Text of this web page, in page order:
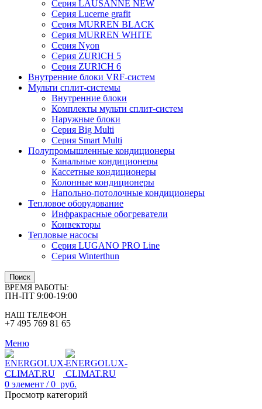
Серия LAUSANNE NEW
Серия Lucerne grafit
Серия MURREN BLACK
Серия MURREN WHITE
Серия Nyon
Серия ZURICH 5
Серия ZURICH 6
Внутренние блоки VRF-систем
Мульти сплит-системы
Внутренние блоки
Комплекты мульти сплит-систем
Наружные блоки
Серия Big Multi
Серия Smart Multi
Полупромышленные кондиционеры
Канальные кондиционеры
Кассетные кондиционеры
Колонные кондиционеры
Напольно-потолочные кондиционеры
Тепловое оборудование
Инфракрасные обогреватели
Конвекторы
Тепловые насосы
Серия LUGANO PRO Line
Серия Winterthun
Поиск
ВРЕМЯ РАБОТЫ:
ПН-ПТ 9:00-19:00
НАШ ТЕЛЕФОН
+7 495 769 81 65
Меню
0 элемент / 0 руб.
Просмотр категорий